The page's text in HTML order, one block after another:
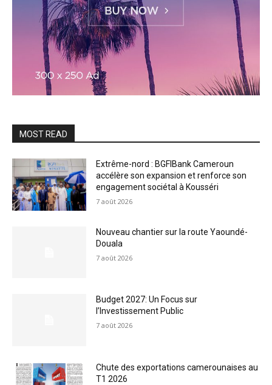
MOST READ
Extrême-nord : BGFIBank Cameroun
accélère son expansion et renforce son
engagement sociétal à Kousséri
7 août 2026
Nouveau chantier sur la route Yaoundé-
Douala
7 août 2026
Budget 2027: Un Focus sur
l’Investissement Public
7 août 2026
Chute des exportations camerounaises au
T1 2026